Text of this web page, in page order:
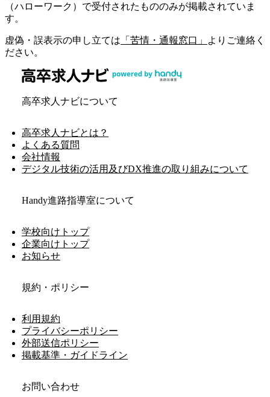
（ハローワーク）で受付されたもののみが掲載されていま
す。
虚偽・誤表示の申し立ては 「苦情・通報窓口」
よりご連絡く
ださい。
高卒求人ナビについて
高卒求人ナビとは？
よくある質問
会社情報
デジタル技術の活用及びDX推進の取り組みについて
Handy進路指導室について
学校向けトップ
企業向けトップ
お知らせ
規約・ポリシー
利用規約
プライバシーポリシー
外部送信ポリシー
掲載基準・ガイドライン
お問い合わせ